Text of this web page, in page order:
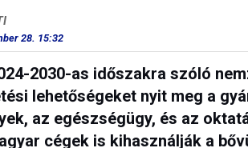
28. 15:32
2030-as időszakra szóló
lehetőségeket nyit meg a
az egészségügy, és az
cégek is kihasználják a